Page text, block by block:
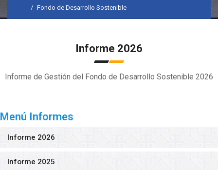
Fondo de Desarrollo Sostenible
Informe 2026
Informe de Gestión del Fondo de Desarrollo Sostenible 2026
Menú Informes
Informe 2026
Informe 2025